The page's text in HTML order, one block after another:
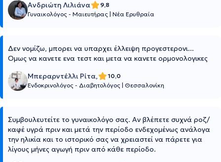
Ανδριώτη Λιλιάνα
9,8
Γυναικολόγος - Μαιευτήρας Νέα Ερυθραία
Δεν νομίζω, μπορει να υπαρχει έλλειψη προγεστερονι...
Ομως να κανετε ενα τεστ και μετα να κανετε ορμονολογικες
Μπεραρντέλλι Ρίτα,
10,0
Ενδοκρινολόγος - Διαβητολόγος Θεσσαλονίκη
Συμβουλευτείτε το γυναικολόγο σας. Αν βλέπετε συχνά ροζ/
καφέ υγρά πριν και μετά την περίοδο ενδεχομένως ανάλογα
την ηλικία και το ιστορικό σας να χρειαστεί να πάρετε για
λίγους μήνες αγωγή πριν από κάθε περίοδο.